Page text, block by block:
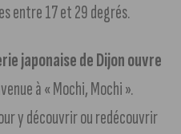
entre 17 et 29 degrés.
japonaise de Dijon ouvre
à « Mochi, Mochi ».
y découvrir ou redécouvrir